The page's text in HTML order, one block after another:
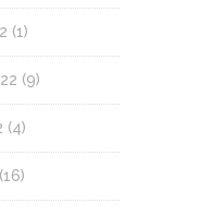
(1)
(9)
(4)
(16)